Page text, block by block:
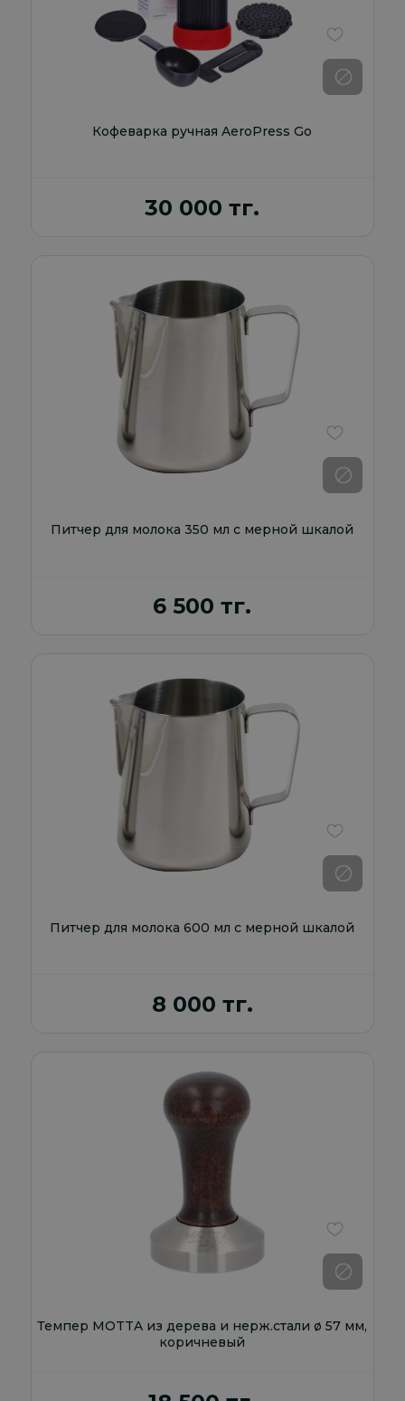
Кофеварка ручная AeroPress Go
30 000 тг.
В
Питчер для молока 350 мл с мерной шкалой
6 500 тг.
В
Питчер для молока 600 мл с мерной шкалой
8 000 тг.
В
Темпер MOTTA из дерева и нерж.стали ø 57 мм,
коричневый
В